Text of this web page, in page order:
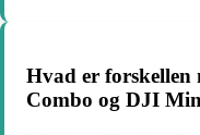
Hvad er
Combo og DJI